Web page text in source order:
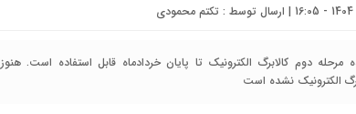
تکتم محمودی
دوم کالابرگ‌ الکترونیک تا پایان خردادماه قابل استفاده است. هنوز
الکترونیک نشده است